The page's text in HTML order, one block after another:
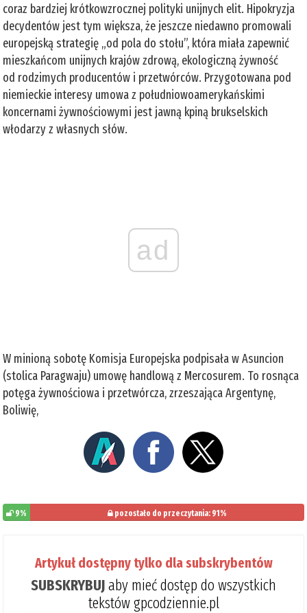
coraz bardziej krótkowzrocznej polityki unijnych elit. Hipokryzja
decydentów jest tym większa, że jeszcze niedawno promowali
europejską strategię „od pola do stołu”, która miała zapewnić
mieszkańcom unijnych krajów zdrową, ekologiczną żywność
od rodzimych producentów i przetwórców. Przygotowana pod
niemieckie interesy umowa z południowoamerykańskimi
koncernami żywnościowymi jest jawną kpiną brukselskich
włodarzy z własnych słów.
ad
W minioną sobotę Komisja Europejska podpisała w Asuncion
(stolica Paragwaju) umowę handlową z Mercosurem. To rosnąca
potęga żywnościowa i przetwórcza, zrzeszająca Argentynę,
Boliwię,
9% pozostało do przeczytania: 91%
Artykuł dostępny tylko dla subskrybentów
SUBSKRYBUJaby mieć dostęp do wszystkich
tekstów gpcodziennie.pl